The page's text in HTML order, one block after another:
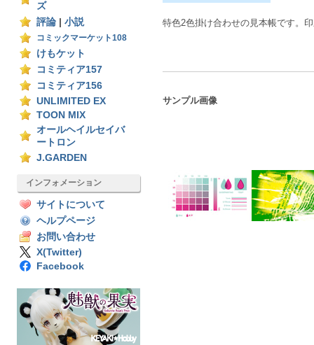
ズ
評論
小説
コミックマーケット108
けもケット
コミティア157
コミティア156
UNLIMITED EX
TOON MIX
オールヘイルセイバ
ートロン
J.GARDEN
インフォメーション
サイトについて
ヘルプページ
お問い合わせ
X(Twitter)
Facebook
特色2色掛け合わせの見本帳です。
サンプル画像